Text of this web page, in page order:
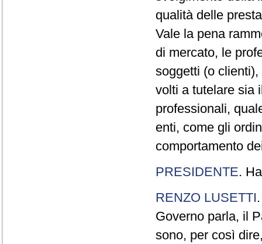
qualità delle
Vale la pena
di mercato, le
soggetti (o
volti a tutelare sia
professionali,
enti, come gli
comportamento
PRESIDENTE.
RENZO LUSETTI
Governo parla, il
sono, per così